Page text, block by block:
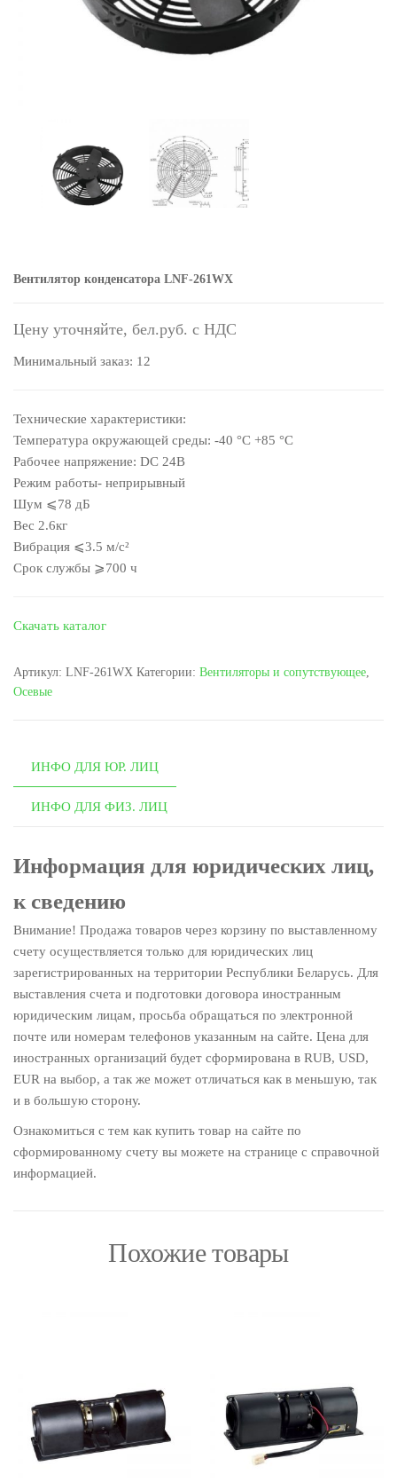
Вентилятор конденсатора LNF-261WX
Цену уточняйте,
Минимальный заказ: 12
Технические характеристики:
Температура окружающей среды: -40 °C +85 °C
Рабочее напряжение: DC 24В
Режим работы- неприрывный
Шум ⩽78 дБ
Вес 2.6кг
Вибрация ⩽3.5 м/с²
Срок службы ⩾700 ч
Скачать каталог
Артикул: LNF-261WX Категории: Вентиляторы и сопутствующее,
Осевые
ИНФО ДЛЯ ЮР. ЛИЦ
ИНФО ДЛЯ ФИЗ. ЛИЦ
Информация для юридических лиц,
к сведению
Внимание! Продажа товаров через корзину по выставленному
счету осуществляется только для юридических лиц
зарегистрированных на территории Республики Беларусь. Для
выставления счета и подготовки договора иностранным
юридическим лицам, просьба обращаться по электронной
почте или номерам телефонов указанным на сайте. Цена для
иностранных организаций будет сформирована в RUB, USD,
EUR на выбор, а так же может отличаться как в меньшую, так
и в большую сторону.
Ознакомиться с тем как купить товар на сайте по
сформированному счету вы можете на странице с справочной
информацией.
Похожие товары